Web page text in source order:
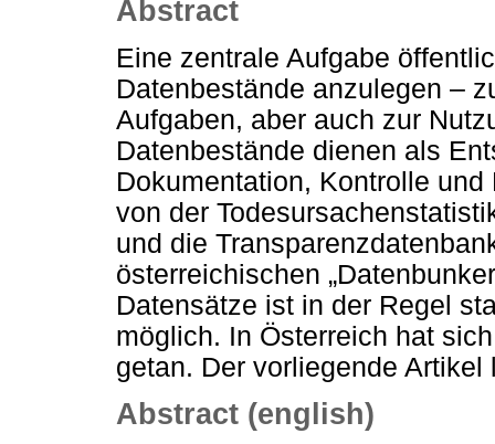
Abstract
Eine zentrale Aufgabe
Datenbestände anzulegen –
Aufgaben, aber auch zur
Datenbestände dienen als
Dokumentation, Kontrolle
von der
und die
österreichischen
Datensätze ist in der Regel
möglich. In Österreich hat
getan. Der vorliegende
Abstract (english)